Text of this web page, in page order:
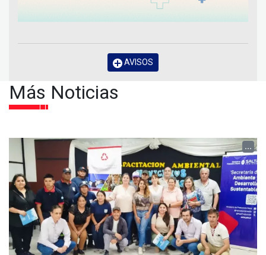
AVISOS
Más Noticias
...